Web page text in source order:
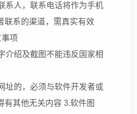
系人，联系电话将作为手机
联系的渠道，需真实有效
项
介绍及截图不能违反国家相
址的，必须与软件开发者或
有其他无关内容 3.软件图